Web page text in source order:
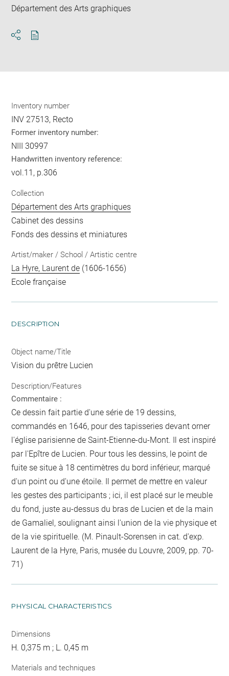
Département des Arts graphiques
Inventory number
INV 27513, Recto
Former inventory number:
NIII 30997
Handwritten inventory reference:
vol.11, p.306
Collection
Département des Arts graphiques
Cabinet des dessins
Fonds des dessins et miniatures
Artist/maker / School / Artistic centre
La Hyre, Laurent de (1606-1656)
Ecole française
DESCRIPTION
Object name/Title
Vision du prêtre Lucien
Description/Features
Commentaire :
Ce dessin fait partie d'une série de 19 dessins,
commandés en 1646, pour des tapisseries devant orner
l'église parisienne de Saint-Etienne-du-Mont. Il est inspiré
par l'Epître de Lucien. Pour tous les dessins, le point de
fuite se situe à 18 centimètres du bord inférieur, marqué
d'un point ou d'une étoile. Il permet de mettre en valeur
les gestes des participants ; ici, il est placé sur le meuble
du fond, juste au-dessus du bras de Lucien et de la main
de Gamaliel, soulignant ainsi l'union de la vie physique et
de la vie spirituelle. (M. Pinault-Sorensen in cat. d'exp.
Laurent de la Hyre, Paris, musée du Louvre, 2009, pp. 70-
71)
PHYSICAL CHARACTERISTICS
Dimensions
H. 0,375 m ; L. 0,45 m
Materials and techniques